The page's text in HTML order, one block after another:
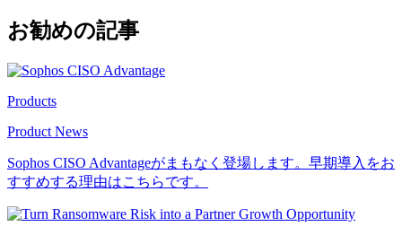
お勧めの記事
Products
Product News
Sophos CISO Advantageがまもなく登場します。早期導入をお
すすめする理由はこちらです。